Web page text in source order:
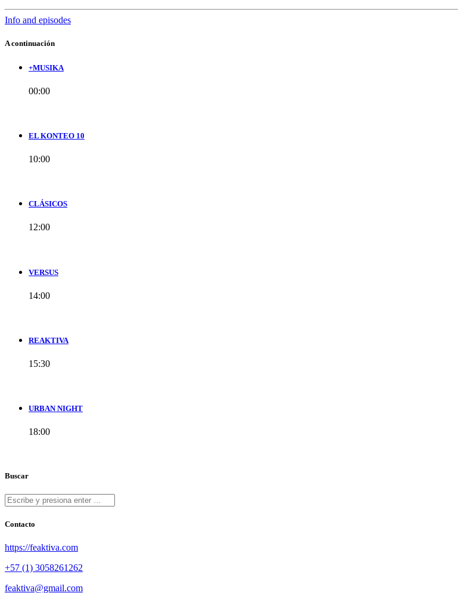
Info and episodes
A continuación
+MUSIKA
00:00
EL KONTEO 10
10:00
CLÁSICOS
12:00
VERSUS
14:00
REAKTIVA
15:30
URBAN NIGHT
18:00
Buscar
Contacto
https://feaktiva.com
+57 (1) 3058261262
feaktiva@gmail.com